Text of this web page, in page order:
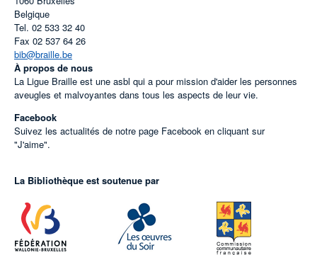
Belgique
Tel. 02 533 32 40
Fax 02 537 64 26
bib@braille.be
À propos de nous
La Ligue Braille est une asbl qui a pour mission d'aider les personnes
aveugles et malvoyantes dans tous les aspects de leur vie.
Facebook
Suivez les actualités de notre page Facebook en cliquant sur
"J'aime".
La Bibliothèque est soutenue par